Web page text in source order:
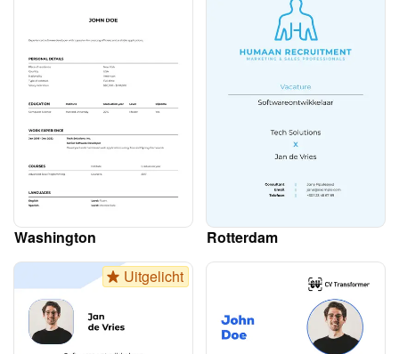
Washington
Rotterdam
Uitgelicht